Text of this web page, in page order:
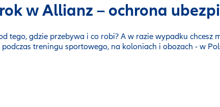
w Allianz – ochrona
tego, gdzie przebywa i co robi? A w razie wypadku
treningu sportowego, na koloniach i obozach - w